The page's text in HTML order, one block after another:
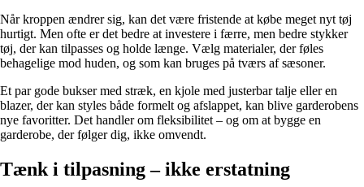
Når kroppen ændrer sig, kan det være fristende at købe meget nyt tøj
hurtigt. Men ofte er det bedre at investere i færre, men bedre stykker
tøj, der kan tilpasses og holde længe. Vælg materialer, der føles
behagelige mod huden, og som kan bruges på tværs af sæsoner.
Et par gode bukser med stræk, en kjole med justerbar talje eller en
blazer, der kan styles både formelt og afslappet, kan blive garderobens
nye favoritter. Det handler om fleksibilitet – og om at bygge en
garderobe, der følger dig, ikke omvendt.
Tænk i tilpasning – ikke erstatning